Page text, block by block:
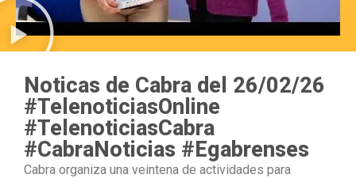
Noticas de Cabra del 26/02/26
#TelenoticiasOnline
#TelenoticiasCabra
#CabraNoticias #Egabrenses
Cabra organiza una veintena de actividades para